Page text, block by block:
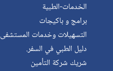
الخدمات-الطبية
برامج و باكيجات
التسهيلات وخدمات المستشفى
دليل الطبي في السفر.
شريك شركة التأمين